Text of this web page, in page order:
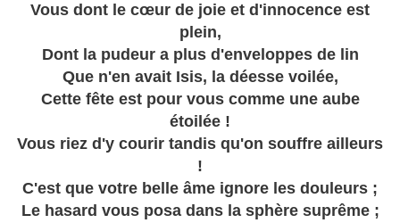
Vous dont le cœur de joie et d'innocence est
plein,
Dont la pudeur a plus d'enveloppes de lin
Que n'en avait Isis, la déesse voilée,
Cette fête est pour vous comme une aube
étoilée !
Vous riez d'y courir tandis qu'on souffre ailleurs
!
C'est que votre belle âme ignore les douleurs ;
Le hasard vous posa dans la sphère suprême ;